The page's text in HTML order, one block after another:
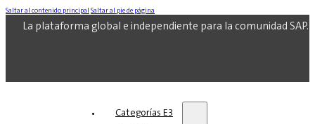
Saltar al contenido principal Saltar al pie de página
La plataforma global e independiente para la comunidad SAP.
Categorías E3